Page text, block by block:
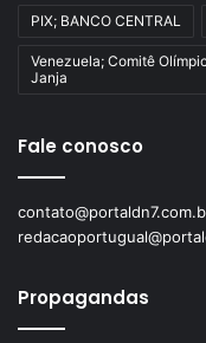
PIX; BANCO CENTRAL
Venezuela; Comitê
Janja
Fale conosco
Propagandas